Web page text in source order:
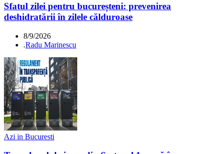
Sfatul zilei pentru bucureșteni: prevenirea
deshidratării în zilele călduroase
8/9/2026
.Radu Marinescu
Azi in Bucuresti